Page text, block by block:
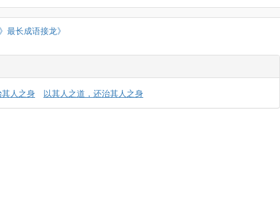
》最长成语接龙》
人之身 以其人之道，还治其人之身